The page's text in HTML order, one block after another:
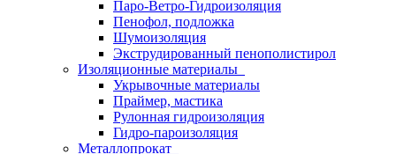
Паро-Ветро-Гидроизоляция
Пенофол, подложка
Шумоизоляция
Экструдированный пенополистирол
Изоляционные материалы
Укрывочные материалы
Праймер, мастика
Рулонная гидроизоляция
Гидро-пароизоляция
Металлопрокат